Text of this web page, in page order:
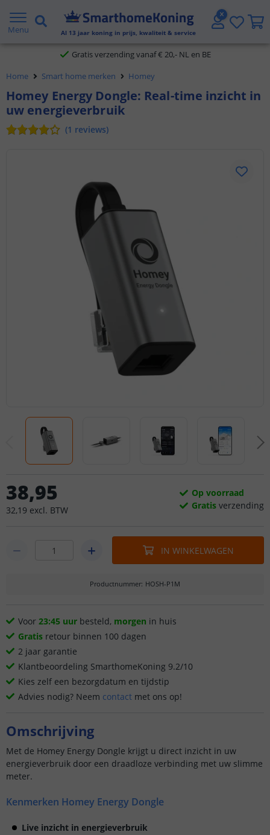
Menu Al 13 jaar koning in prijs, kwaliteit & service
2 jaar garantie
Gratis verzending vanaf € 20,- NL en BE
Klantbeoordeling 9.1
Voor 23:45 uur besteld,
Home Smart home merken Homey
Homey Energy Dongle: Real-time inzicht in
uw energieverbruik
(1 reviews)
38,95
32,19 excl. BTW
Op voorraad
Gratis verzending
IN WINKELWAGEN
Productnummer: HOSH-P1M
Voor 23:45 uur besteld, morgen in huis
Gratis retour binnen 100 dagen
2 jaar garantie
Klantbeoordeling SmarthomeKoning 9.2/10
Kies zelf een bezorgdatum en tijdstip
Advies nodig? Neem contact met ons op!
Omschrijving
Met de Homey Energy Dongle krijgt u direct inzicht in uw
energieverbruik door een draadloze verbinding met uw slimme
meter.
Kenmerken Homey Energy Dongle
Live inzicht in energieverbruik